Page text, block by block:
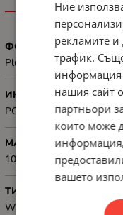
ФОРМ ФАКТОР
Plug-in card - low profile
ИНТЕРФЕЙС
PCI Express
МАКСИМАЛНА
10000 Mbit/s
ТИП НА СВЪРЗВАНЕ
Wired
Ние
рекламите
трафик.
информация
нашия сайт
партньори
които може
вашето